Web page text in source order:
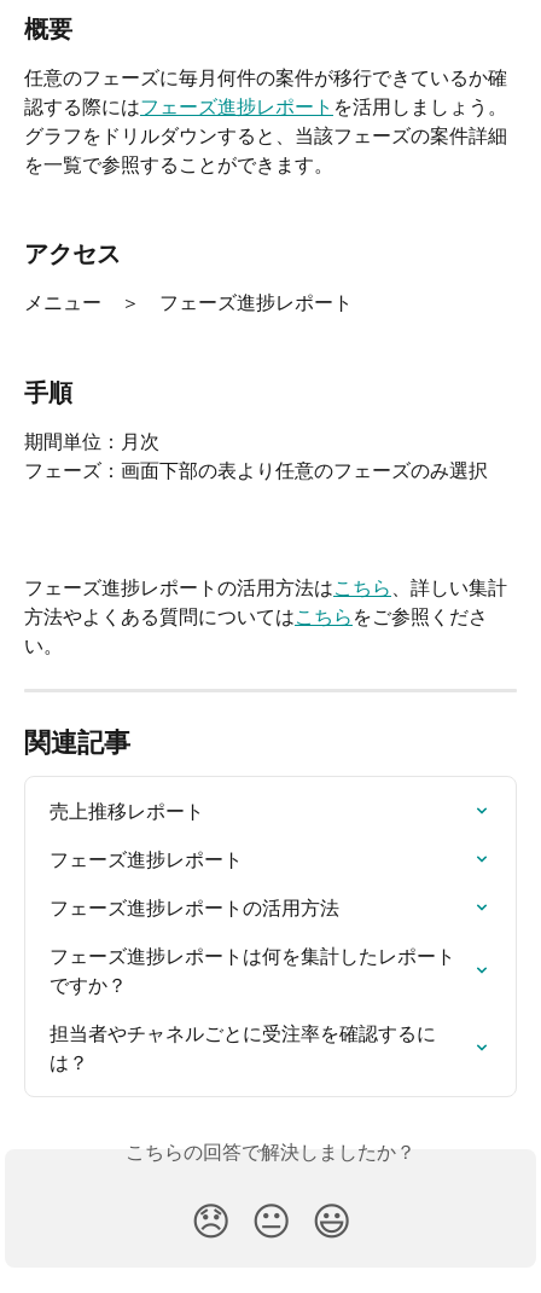
概要
任意のフェーズに毎月何件の案件が移行できているか確
認する際にはフェーズ進捗レポート を活用しましょう。
グラフをドリルダウンすると、当該フェーズの案件詳細
を一覧で参照することができます。
アクセス
メニュー　＞　フェーズ進捗レポート
手順
期間単位：月次
フェーズ：画面下部の表より任意のフェーズのみ選択
フェーズ進捗レポートの活用方法はこちら、詳しい集計
方法やよくある質問についてはこちらをご参照くださ
い。
関連記事
売上推移レポート
フェーズ進捗レポート
フェーズ進捗レポートの活用方法
フェーズ進捗レポートは何を集計したレポート
ですか？
担当者やチャネルごとに受注率を確認するに
は？
こちらの回答で解決しましたか？
😞 😐 😃